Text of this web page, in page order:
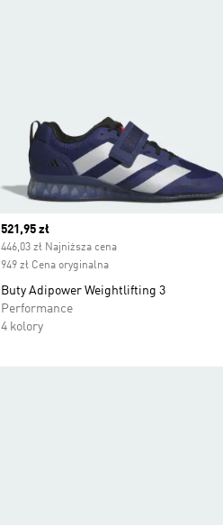
Current price
521,95 zł
446,03 zł Najniższa cena
949 zł Cena oryginalna
Buty Adipower Weightlifting 3
Performance
4 kolory